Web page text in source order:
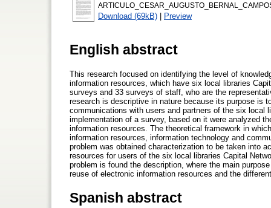
Download (69kB) | Preview
English abstract
This research focused on identifying the level of
information resources, which have six local libraries
surveys and 33 surveys of staff, who are the
research is descriptive in nature because its purpose is
communications with users and partners of the six local
implementation of a survey, based on it were analyzed
information resources. The theoretical framework in
information resources, information technology and
problem was obtained characterization to be taken into
resources for users of the six local libraries Capital
problem is found the description, where the main
reuse of electronic information resources and the
Spanish abstract